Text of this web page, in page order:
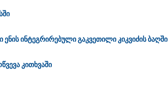
ინტეგრირებული გაკვეთილი კიკვიძის ბაღში
კითხვაში